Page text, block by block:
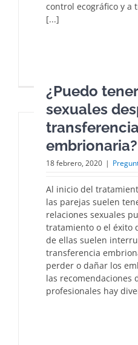
control ecográfico y a
[...]
¿Puedo
sexuales
transferencia
embrionaria?
18 febrero, 2020 |
Al inicio del
las parejas suelen
relaciones sexuales
tratamiento o el éxito
de ellas suelen
transferencia
perder o dañar los
las recomendaciones
profesionales hay